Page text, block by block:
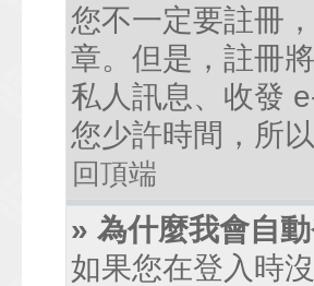
您不一定要註冊
章。但是，註冊
私人訊息、收發
您少許時間，所
回頂端
» 為什麼我會自
如果您在登入時